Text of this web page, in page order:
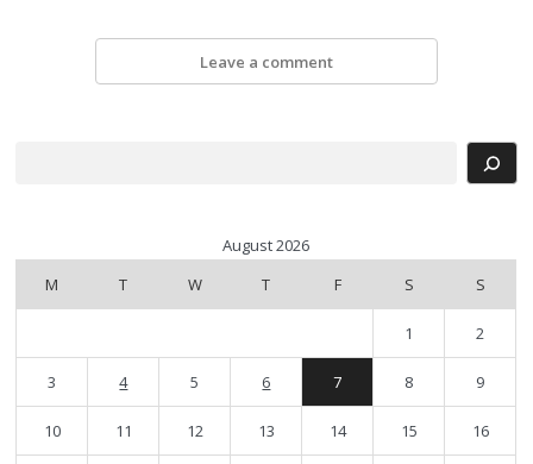
Leave a comment
August 2026
M
T W T F S S
1 2
3 4 5 6 7 8 9
10 11 12 13 14 15 16